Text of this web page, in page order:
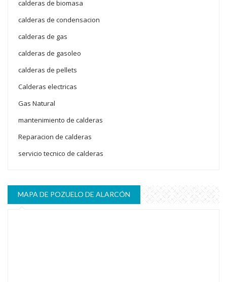
calderas de biomasa
calderas de condensacion
calderas de gas
calderas de gasoleo
calderas de pellets
Calderas electricas
Gas Natural
mantenimiento de calderas
Reparacion de calderas
servicio tecnico de calderas
MAPA DE POZUELO DE ALARCÓN